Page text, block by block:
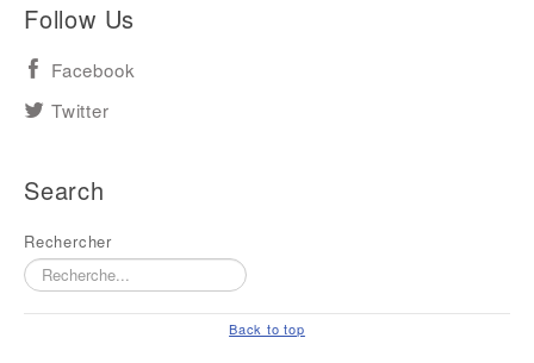
Follow Us
Facebook
Twitter
Search
Rechercher
Back to top